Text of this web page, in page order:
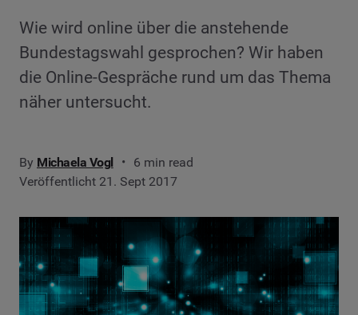
Wie wird online über die anstehende
Bundestagswahl gesprochen? Wir haben
die Online-Gespräche rund um das Thema
näher untersucht.
By Michaela Vogl
6 min read
Veröffentlicht 21. Sept 2017